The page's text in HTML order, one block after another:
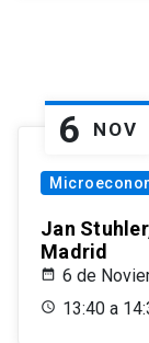
6 NOV
Jan
Madrid
6 de
13:40 a